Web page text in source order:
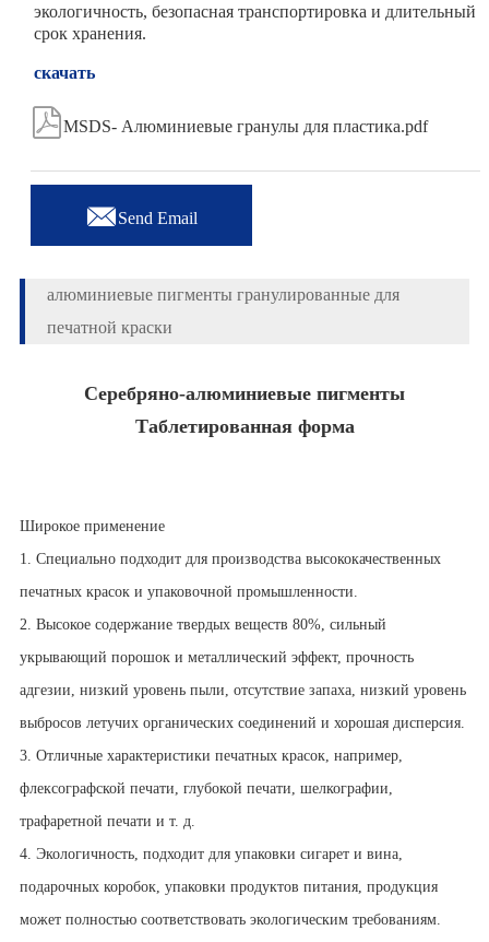
экологичность, безопасная транспортировка и длительный
срок хранения.
скачать
MSDS- Алюминиевые гранулы для пластика.pdf
Send Email
алюминиевые пигменты гранулированные для
печатной краски
Серебряно-алюминиевые пигменты
Таблетированная форма
Широкое применение
1. Специально подходит для производства высококачественных
печатных красок и упаковочной промышленности.
2. Высокое содержание твердых веществ 80%, сильный
укрывающий порошок и металлический эффект, прочность
адгезии, низкий уровень пыли, отсутствие запаха, низкий уровень
выбросов летучих органических соединений и хорошая дисперсия.
3. Отличные характеристики печатных красок, например,
флексографской печати, глубокой печати, шелкографии,
трафаретной печати и т. д.
4. Экологичность, подходит для упаковки сигарет и вина,
подарочных коробок, упаковки продуктов питания, продукция
может полностью соответствовать экологическим требованиям.